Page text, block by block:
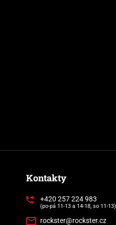
Kontakty
+420 257 224 983
(po-pá 11-13 a 14-18, so 11-13)
rockster@rockster.cz